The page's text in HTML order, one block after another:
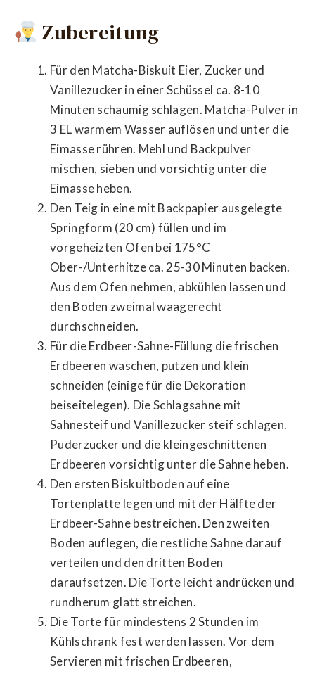
Zubereitung
Für den Matcha-Biskuit Eier, Zucker und
Vanillezucker in einer Schüssel ca. 8-10
Minuten schaumig schlagen. Matcha-Pulver in
3 EL warmem Wasser auflösen und unter die
Eimasse rühren. Mehl und Backpulver
mischen, sieben und vorsichtig unter die
Eimasse heben.
Den Teig in eine mit Backpapier ausgelegte
Springform (20 cm) füllen und im
vorgeheizten Ofen bei 175°C
Ober-/Unterhitze ca. 25-30 Minuten backen.
Aus dem Ofen nehmen, abkühlen lassen und
den Boden zweimal waagerecht
durchschneiden.
Für die Erdbeer-Sahne-Füllung die frischen
Erdbeeren waschen, putzen und klein
schneiden (einige für die Dekoration
beiseitelegen). Die Schlagsahne mit
Sahnesteif und Vanillezucker steif schlagen.
Puderzucker und die kleingeschnittenen
Erdbeeren vorsichtig unter die Sahne heben.
Den ersten Biskuitboden auf eine
Tortenplatte legen und mit der Hälfte der
Erdbeer-Sahne bestreichen. Den zweiten
Boden auflegen, die restliche Sahne darauf
verteilen und den dritten Boden
daraufsetzen. Die Torte leicht andrücken und
rundherum glatt streichen.
Die Torte für mindestens 2 Stunden im
Kühlschrank fest werden lassen. Vor dem
Servieren mit frischen Erdbeeren,